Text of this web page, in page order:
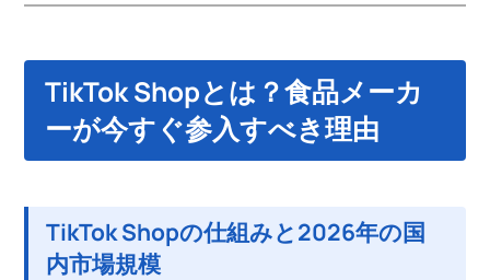
TikTok Shopとは？食品メーカ
ーが今すぐ参入すべき理由
TikTok Shopの仕組みと2026年の国
内市場規模